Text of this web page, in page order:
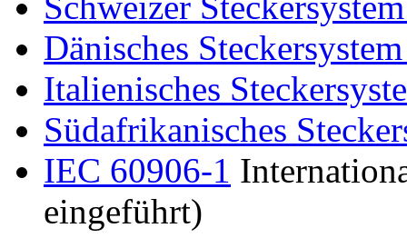
Dänisches
Italienisches
Südafrikanisches
IEC 60906-1
eingeführt)